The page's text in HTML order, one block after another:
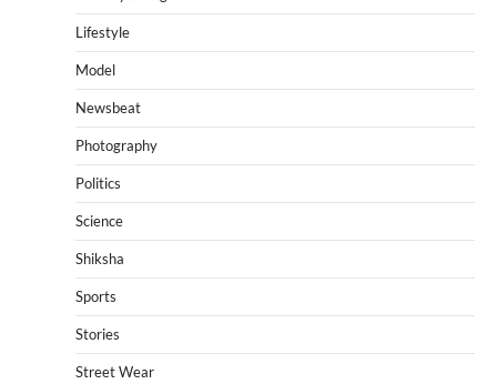
Lifestyle
Model
Newsbeat
Photography
Politics
Science
Shiksha
Sports
Stories
Street Wear